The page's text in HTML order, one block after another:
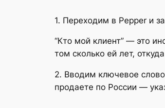
1. Переходим в Pepper и
“Кто мой клиент” — это
том сколько ей лет,
2. Вводим ключевое
продаете по России —